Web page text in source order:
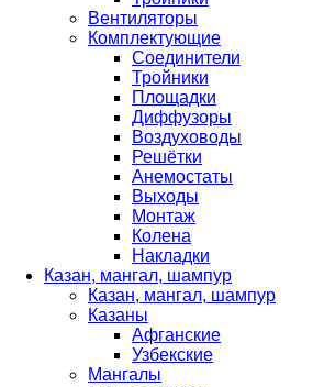
Вентиляторы
Комплектующие
Соединители
Тройники
Площадки
Диффузоры
Воздуховоды
Решётки
Анемостаты
Выходы
Монтаж
Колена
Накладки
Казан, мангал, шампур
Казан, мангал, шампур
Казаны
Афганские
Узбекские
Мангалы